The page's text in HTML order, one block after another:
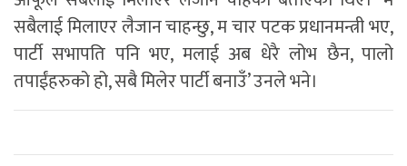
सबैलाई मिलाएर लैजान चाहन्छु, म चार पटक प्रधानमन्त्री भए,
पार्टी सभापति पनि भए, मलाई अब धेरै लोभ छैन, पालो
तपाईंहरुको हो, सबै मिलेर पार्टी बनाउँ’ उनले भने।